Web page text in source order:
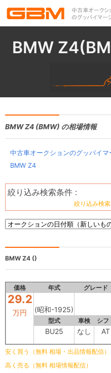
BMW
BMW Z4 (BMW) の相場情報
中古車オークションのグッバイマ
BMW Z4
絞り込み検索条件 :
絞り込み検
BMW Z4 ()
価格 年式 グレード
29.2
万円 (昭和-1925)
型式 車検 シフ
BU25 なし AT
安く買う（無料 相場・出品情報配信）
高く売る（無料 相場情報配信）